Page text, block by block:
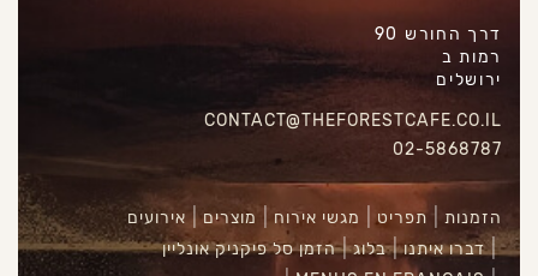
הזמנות תפריט מגשי אירוח מוצרים
אירועים
דברו איתנו
בלוג
הזמן סל פיקניק אונליין
דרך החורש 90
רמות ב
ירושלים
CONTACT@THEFORESTCAFE.CO.IL
02-5868787